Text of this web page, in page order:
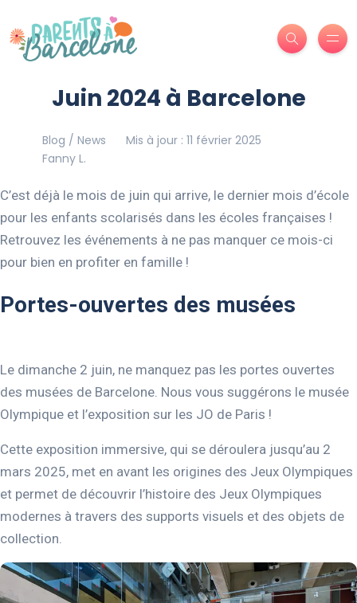
Juin 2024 à Barcelone
Blog / News
Mis à jour : 11 février 2025
Fanny L.
C’est déjà le mois de juin qui arrive, le dernier mois d’école
pour les enfants scolarisés dans les écoles françaises !
Retrouvez les événements à ne pas manquer ce mois-ci
pour bien en profiter en famille !
Portes-ouvertes des musées
Le dimanche 2 juin, ne manquez pas les portes ouvertes
des musées de Barcelone. Nous vous suggérons le musée
Olympique et l’exposition sur les JO de Paris !
Cette exposition immersive, qui se déroulera jusqu’au 2
mars 2025, met en avant les origines des Jeux Olympiques
et permet de découvrir l’histoire des Jeux Olympiques
modernes à travers des supports visuels et des objets de
collection.